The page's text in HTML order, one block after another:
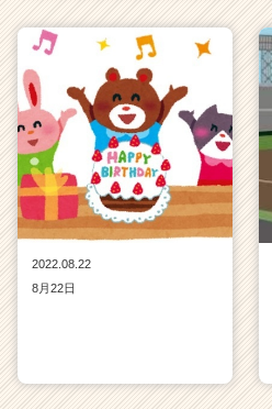
2022.08.22
8月22日